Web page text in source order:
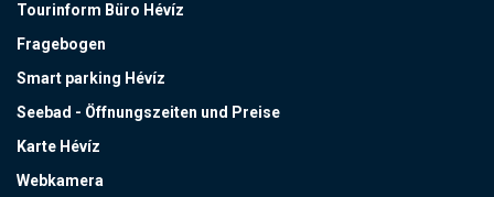
Tourinform Büro Hévíz
Fragebogen
Smart parking Hévíz
Seebad - Öffnungszeiten und Preise
Karte Hévíz
Webkamera